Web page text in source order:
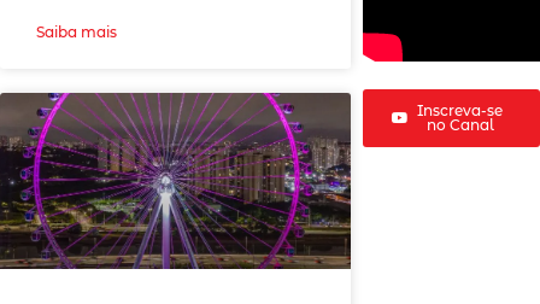
Saiba mais
Inscreva-se
no Canal